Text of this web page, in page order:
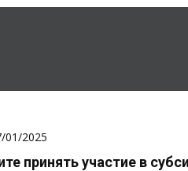
01/2025
принять участие в